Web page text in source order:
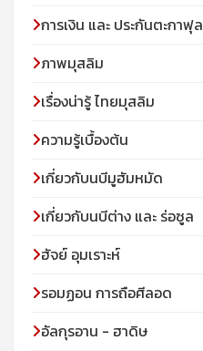
การเงิน และ ประกันตะกาฟุล
ภาพมุสลิม
เรื่องน่ารู้ ไทยมุสลิม
ความรู้เบื้องต้น
เกี่ยวกับนบีมูฮัมหมัด
เกี่ยวกับนบีต่าง และ ร่อซูล
ฮัจย์ อุมเราะห์
รอมฏอน การถือศีลอด
อัลกุรอาน - ฮาดิษ